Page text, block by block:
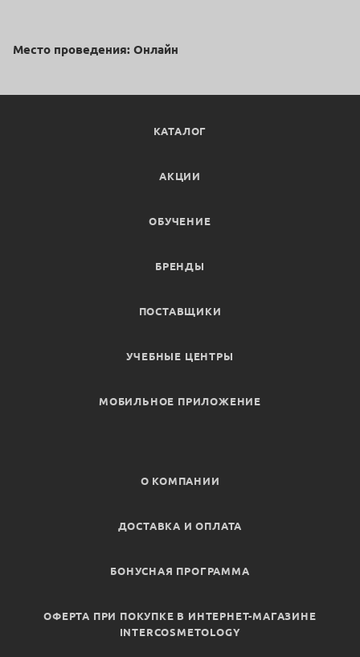
Место проведения: Онлайн
КАТАЛОГ
АКЦИИ
ОБУЧЕНИЕ
БРЕНДЫ
ПОСТАВЩИКИ
УЧЕБНЫЕ ЦЕНТРЫ
МОБИЛЬНОЕ ПРИЛОЖЕНИЕ
О КОМПАНИИ
ДОСТАВКА И ОПЛАТА
БОНУСНАЯ ПРОГРАММА
ОФЕРТА ПРИ ПОКУПКЕ В ИНТЕРНЕТ-МАГАЗИНЕ
INTERCOSMETOLOGY